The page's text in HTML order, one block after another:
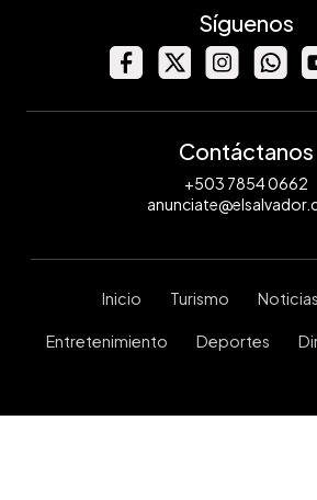
Síguenos
Contáctanos
+503 7854 0662
Inicio Turismo Noticias
Entretenimiento Deportes